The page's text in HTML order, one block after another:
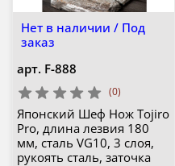
Нет в наличии / Под
заказ
арт. F-888
(0)
Японский Шеф Нож Tojiro
Pro, длина лезвия 180
мм, сталь VG10, 3 слоя,
рукоять сталь, заточка